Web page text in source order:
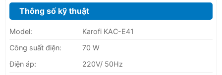
Thông số kỹ thuật
Model:
Karofi KAC-E41
Công suất điện:
70 W
Điện áp:
220V/ 50Hz